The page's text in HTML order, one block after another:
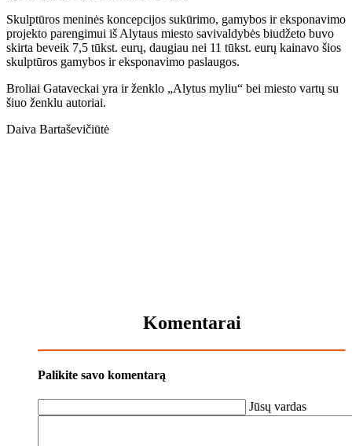
Skulp­tū­ros me­ni­nės kon­cep­ci­jos su­kū­ri­mo, ga­my­bos ir eks­po­na­vi­mo
pro­jek­to pa­ren­gi­mui iš Aly­taus mies­to sa­vi­val­dy­bės biu­dže­to bu­vo
skir­ta be­veik 7,5 tūkst. eu­rų, dau­giau nei 11 tūkst. eu­rų kai­na­vo šios
skulp­tū­ros ga­my­bos ir eks­po­na­vi­mo pa­slau­gos.
Bro­liai Ga­ta­vec­kai yra ir žen­klo „Aly­tus my­liu“ bei mies­to var­tų su
šiuo žen­klu au­to­riai.
Dai­va Bar­ta­še­vi­čiū­tė
Komentarai
Palikite savo komentarą
Jūsų vardas